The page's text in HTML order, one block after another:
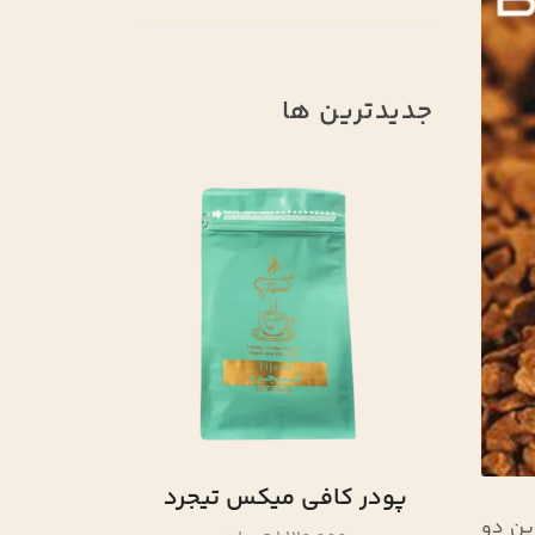
دو
جدیدترین ها
پودر کرک تیجرد